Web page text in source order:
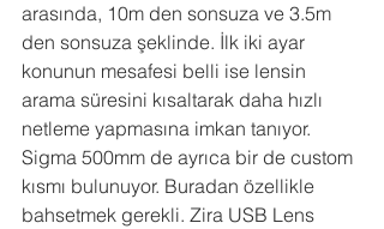
arasında, 10m den sonsuza ve 3.5m
den sonsuza şeklinde. İlk iki ayar
konunun mesafesi belli ise lensin
arama süresini kısaltarak daha hızlı
netleme yapmasına imkan tanıyor.
Sigma 500mm de ayrıca bir de custom
kısmı bulunuyor. Buradan özellikle
bahsetmek gerekli. Zira USB Lens